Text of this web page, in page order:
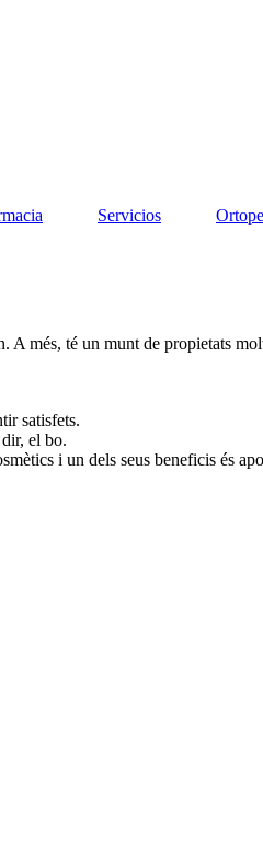
Servicios
més, té un munt de propietats
satisfets.
el bo.
i un dels seus beneficis és